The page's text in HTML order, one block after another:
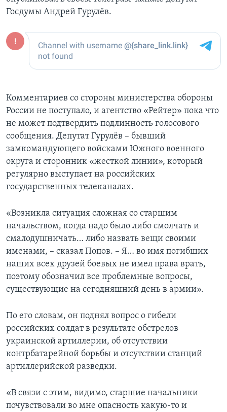
Госдумы Андрей Гурулёв.
Комментариев со стороны министерства обороны
России не поступало, и агентство «Рейтер» пока что
не может подтвердить подлинность голосового
сообщения. Депутат Гурулёв – бывший
замкомандующего войсками Южного военного
округа и сторонник «жесткой линии», который
регулярно выступает на российских
государственных телеканалах.
«Возникла ситуация сложная со старшим
начальством, когда надо было либо смолчать и
смалодушничать… либо назвать вещи своими
именами, – сказал Попов. – Я… во имя погибших
наших всех друзей боевых не имел права врать,
поэтому обозначил все проблемные вопросы,
существующие на сегодняшний день в армии».
По его словам, он поднял вопрос о гибели
российских солдат в результате обстрелов
украинской артиллерии, об отсутствии
контрбатарейной борьбы и отсутствии станций
артиллерийской разведки.
«В связи с этим, видимо, старшие начальники
почувствовали во мне опасность какую-то и